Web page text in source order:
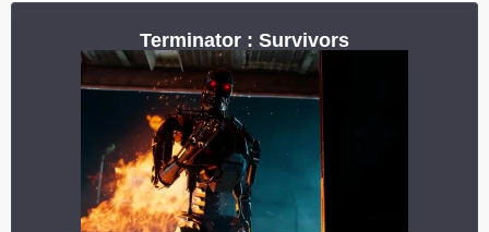
Terminator : Survivors